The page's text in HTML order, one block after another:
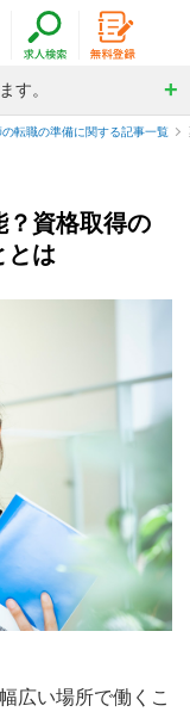
す。
の転職の準備に関する記事一覧
？資格取得の
とは
広い場所で働くこ